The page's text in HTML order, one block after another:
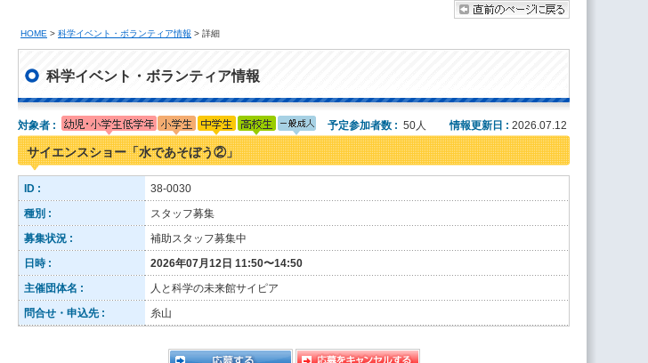
HOME > 科学イベント・ボランティア情報 > 詳細
科学イベント・ボランティア情報
対象者 : 予定参加者数 : 50人 情報更新日 : 2026.07.12
サイエンスショー「水であそぼう②」
ID :
38-0030
種別 :
スタッフ募集
募集状況 :
補助スタッフ募集中
日時 :
2026年07月12日 11:50〜14:50
主催団体名 :
人と科学の未来館サイピア
問合せ・申込先 :
糸山